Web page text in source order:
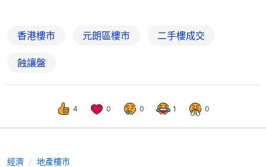
香港樓市 元朗區樓市 二手樓成交
蝕讓盤
4 0 0 1 0
經濟 地產樓市